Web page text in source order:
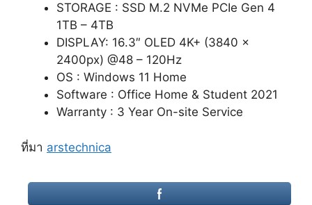
STORAGE : SSD M.2 NVMe PCIe Gen 4
1TB – 4TB
DISPLAY: 16.3″ OLED 4K+ (3840 x
2400px) @48 – 120Hz
OS : Windows 11 Home
Software : Office Home & Student 2021
Warranty : 3 Year On-site Service
ที่มา arstechnica